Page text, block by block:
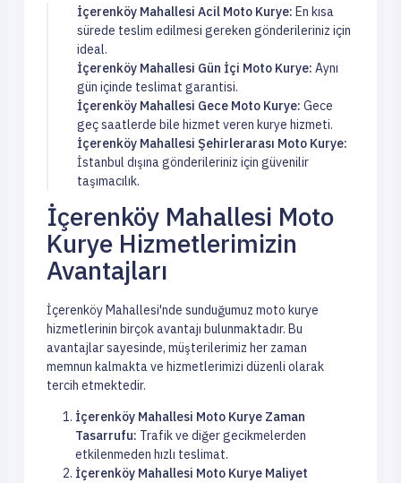
İçerenköy Mahallesi Acil Moto Kurye: En kısa
sürede teslim edilmesi gereken gönderileriniz için
ideal.
İçerenköy Mahallesi Gün İçi Moto Kurye: Aynı
gün içinde teslimat garantisi.
İçerenköy Mahallesi Gece Moto Kurye: Gece
geç saatlerde bile hizmet veren kurye hizmeti.
İçerenköy Mahallesi Şehirlerarası Moto Kurye:
İstanbul dışına gönderileriniz için güvenilir
taşımacılık.
İçerenköy Mahallesi Moto
Kurye Hizmetlerimizin
Avantajları
İçerenköy Mahallesi'nde sunduğumuz moto kurye
hizmetlerinin birçok avantajı bulunmaktadır. Bu
avantajlar sayesinde, müşterilerimiz her zaman
memnun kalmakta ve hizmetlerimizi düzenli olarak
tercih etmektedir.
İçerenköy Mahallesi Moto Kurye Zaman
Tasarrufu: Trafik ve diğer gecikmelerden
etkilenmeden hızlı teslimat.
İçerenköy Mahallesi Moto Kurye Maliyet